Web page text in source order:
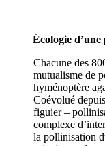
Écologie
Chacune des
mutualisme de
hyménoptère
Coévolué
figuier –
complexe
la pollinisation